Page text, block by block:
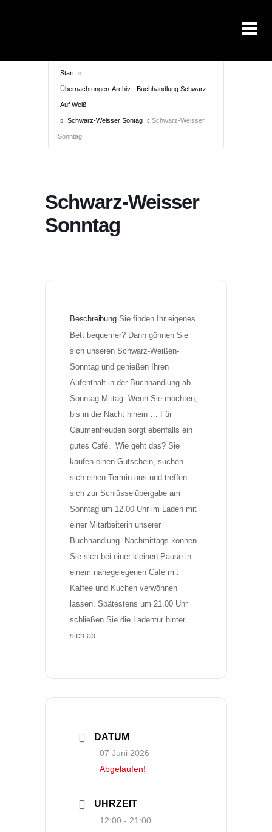
Start
Übernachtungen-Archiv - Buchhandlung Schwarz
Auf Weiß
Schwarz-Weisser Sontag Schwarz-Weisser
Sonntag
Schwarz-Weisser
Sonntag
Beschreibung Sie finden Ihr eigenes
Bett bequemer? Dann gönnen Sie
sich unseren Schwarz-Weißen-
Sonntag und genießen Ihren
Aufenthalt in der Buchhandlung ab
Sonntag Mittag. Wenn Sie möchten,
bis in die Nacht hinein … Für
Gaumenfreuden sorgt ebenfalls ein
gutes Café.  Wie geht das? Sie
kaufen einen Gutschein, suchen
sich einen Termin aus und treffen
sich zur Schlüsselübergabe am
Sonntag um 12.00 Uhr im Laden mit
einer Mitarbeiterin unserer
Buchhandlung .Nachmittags können
Sie sich bei einer kleinen Pause in
einem nahegelegenen Café mit
Kaffee und Kuchen verwöhnen
lassen. Spätestens um 21.00 Uhr
schließen Sie die Ladentür hinter
sich ab.
DATUM
07 Juni 2026
Abgelaufen!
UHRZEIT
12:00 - 21:00